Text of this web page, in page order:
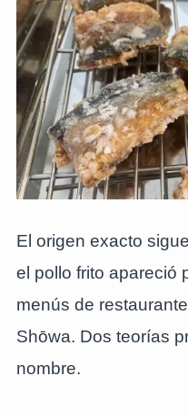
El origen exacto
el pollo frito apareció
menús de
Shōwa. Dos teorías
nombre.